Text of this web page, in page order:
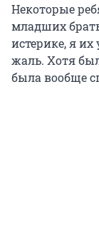
Некоторые
младших
истерике, я
жаль. Хотя
была вообще